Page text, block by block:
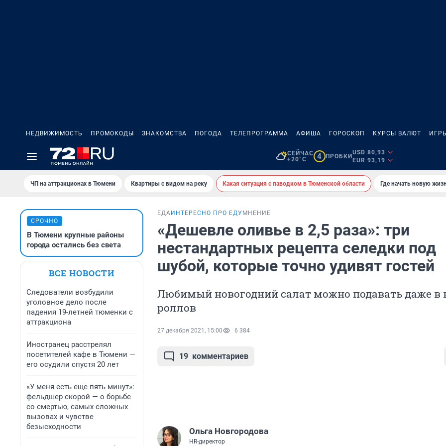
НЕДВИЖИМОСТЬ ПРОМОКОДЫ ЗНАКОМСТВА ПОГОДА ТЕЛЕПРОГРАММА АФИША ГОРОСКОП КУРСЫ ВАЛЮТ
СЕЙЧАС
+20°C
4 ПРОБКИ
USD 80,93
EUR 93,19
ЧП на аттракционах в Тюмени Квартиры с видом на реку Какая ситуация с паводком в Тюменской области Где начать новую
СРОЧНО
В Тюмени крупные районы
города остались без света
ВСЕ НОВОСТИ
Следователи возбудили
уголовное дело после
падения 19-летней тюменки с
аттракциона
Иностранец расстрелял
посетителей кафе в Тюмени —
его осудили спустя 20 лет
«У меня есть еще пять минут»:
фельдшер скорой — о борьбе
со смертью, самых сложных
вызовах и чувстве
безысходности
ЕДА ИНТЕРЕСНО ПРО ЕДУ МНЕНИЕ
«Дешевле оливье в 2,5 раза»: три
нестандартных рецепта селедки под
шубой, которые точно удивят гостей
Любимый новогодний салат можно подавать даже в
роллов
27 декабря 2021, 15:00 6 384
19 комментариев
Ольга Новгородова
HR-директор